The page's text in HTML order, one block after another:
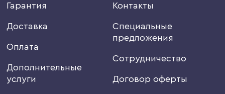
Гарантия
Доставка
Оплата
Дополнительные
услуги
Контакты
Специальные
предложения
Сотрудничество
Договор оферты